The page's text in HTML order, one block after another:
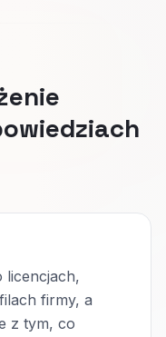
licencjach,
firmy, a
z tym, co